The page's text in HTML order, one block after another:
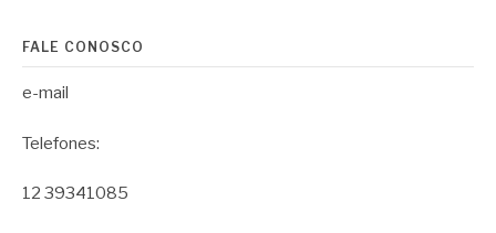
FALE CONOSCO
e-mail
Telefones:
12 39341085